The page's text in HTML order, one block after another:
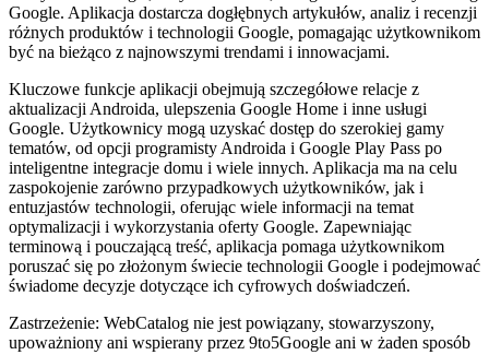
Google. Aplikacja dostarcza dogłębnych artykułów, analiz i recenzji
różnych produktów i technologii Google, pomagając użytkownikom
być na bieżąco z najnowszymi trendami i innowacjami.
Kluczowe funkcje aplikacji obejmują szczegółowe relacje z
aktualizacji Androida, ulepszenia Google Home i inne usługi
Google. Użytkownicy mogą uzyskać dostęp do szerokiej gamy
tematów, od opcji programisty Androida i Google Play Pass po
inteligentne integracje domu i wiele innych. Aplikacja ma na celu
zaspokojenie zarówno przypadkowych użytkowników, jak i
entuzjastów technologii, oferując wiele informacji na temat
optymalizacji i wykorzystania oferty Google. Zapewniając
terminową i pouczającą treść, aplikacja pomaga użytkownikom
poruszać się po złożonym świecie technologii Google i podejmować
świadome decyzje dotyczące ich cyfrowych doświadczeń.
Zastrzeżenie: WebCatalog nie jest powiązany, stowarzyszony,
upoważniony ani wspierany przez 9to5Google ani w żaden sposób